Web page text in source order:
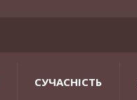
СУЧАСНІСТЬ